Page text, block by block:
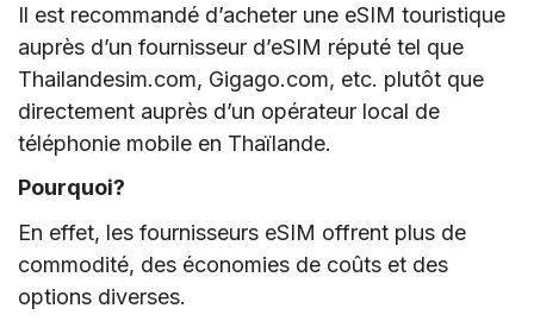
Il est recommandé d’acheter une eSIM touristique
auprès d’un fournisseur d’eSIM réputé tel que
Thailandesim.com, Gigago.com, etc. plutôt que
directement auprès d’un opérateur local de
téléphonie mobile en Thaïlande.
Pourquoi?
En effet, les fournisseurs eSIM offrent plus de
commodité, des économies de coûts et des
options diverses.